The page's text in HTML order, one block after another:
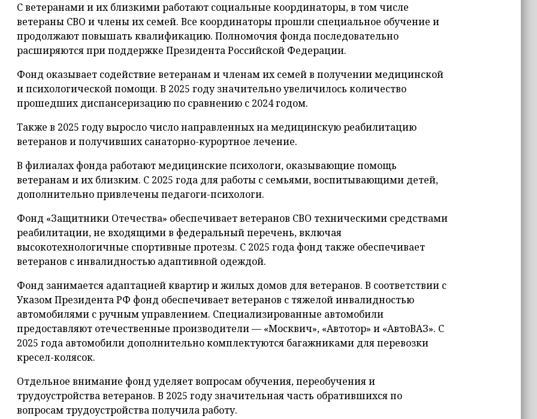
С ветеранами и их близкими работают социальные координаторы, в том числе
ветераны СВО и члены их семей. Все координаторы прошли специальное обучение и
продолжают повышать квалификацию. Полномочия фонда последовательно
расширяются при поддержке Президента Российской Федерации.
Фонд оказывает содействие ветеранам и членам их семей в получении медицинской
и психологической помощи. В 2025 году значительно увеличилось количество
прошедших диспансеризацию по сравнению с 2024 годом.
Также в 2025 году выросло число направленных на медицинскую реабилитацию
ветеранов и получивших санаторно-курортное лечение.
В филиалах фонда работают медицинские психологи, оказывающие помощь
ветеранам и их близким. С 2025 года для работы с семьями, воспитывающими детей,
дополнительно привлечены педагоги-психологи.
Фонд «Защитники Отечества» обеспечивает ветеранов СВО техническими средствами
реабилитации, не входящими в федеральный перечень, включая
высокотехнологичные спортивные протезы. С 2025 года фонд также обеспечивает
ветеранов с инвалидностью адаптивной одеждой.
Фонд занимается адаптацией квартир и жилых домов для ветеранов. В соответствии с
Указом Президента РФ фонд обеспечивает ветеранов с тяжелой инвалидностью
автомобилями с ручным управлением. Специализированные автомобили
предоставляют отечественные производители — «Москвич», «Автотор» и «АвтоВАЗ». С
2025 года автомобили дополнительно комплектуются багажниками для перевозки
кресел-колясок.
Отдельное внимание фонд уделяет вопросам обучения, переобучения и
трудоустройства ветеранов. В 2025 году значительная часть обратившихся по
вопросам трудоустройства получила работу.